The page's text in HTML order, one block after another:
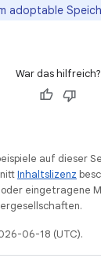
adoptable
War das hilfreich?
auf dieser
Inhaltslizenz
eingetragene
06-18 (UTC).